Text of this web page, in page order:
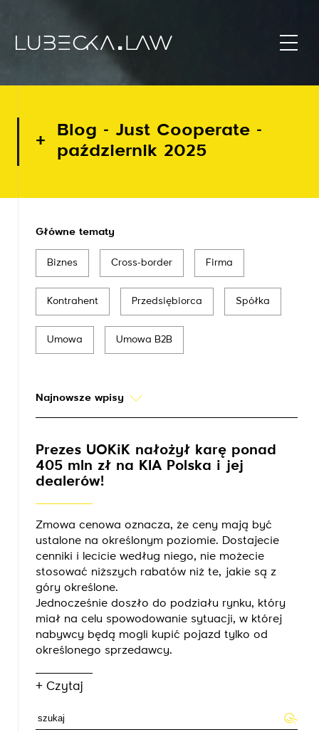
Blog - Just Cooperate -
październik 2025
Główne tematy
Biznes Cross-border Firma
Kontrahent Przedsiębiorca Spółka
Umowa Umowa B2B
Najnowsze wpisy
Prezes UOKiK nałożył karę ponad
405 mln zł na KIA Polska i jej
dealerów!
Zmowa cenowa oznacza, że ceny mają być
ustalone na określonym poziomie. Dostajecie
cenniki i lecicie według niego, nie możecie
stosować niższych rabatów niż te, jakie są z
góry określone.
Jednocześnie doszło do podziału rynku, który
miał na celu spowodowanie sytuacji, w której
nabywcy będą mogli kupić pojazd tylko od
określonego sprzedawcy.
+ Czytaj